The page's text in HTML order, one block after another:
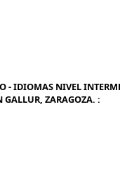
- IDIOMAS NIVEL
ZARAGOZA. :